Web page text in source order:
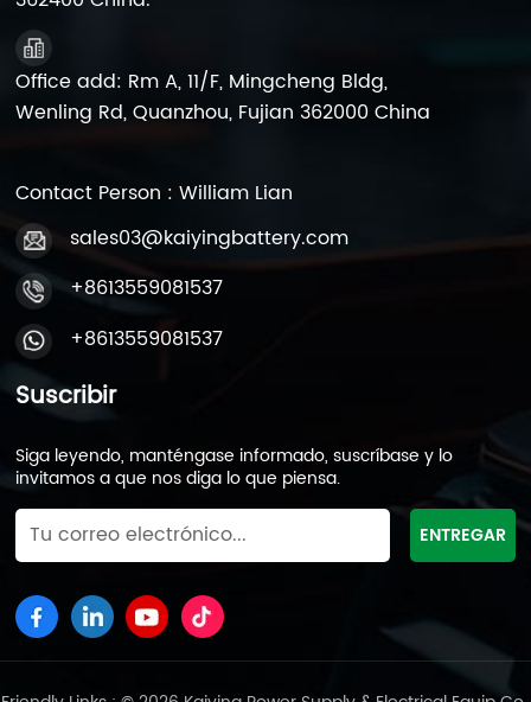
Office add: Rm A, 11/F, Mingcheng Bldg,
Wenling Rd, Quanzhou, Fujian 362000 China
Contact Person : William Lian
sales03@kaiyingbattery.com
+8613559081537
+8613559081537
Suscribir
Siga leyendo, manténgase informado, suscríbase y lo
invitamos a que nos diga lo que piensa.